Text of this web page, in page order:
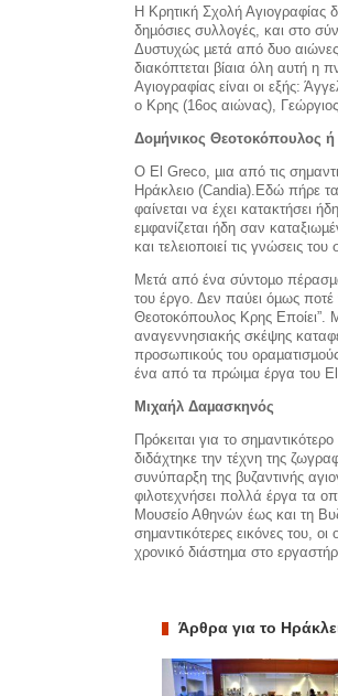
Η Κρητική Σχολή Αγιογραφίας
δηµόσιες συλλογές, και στο
Δυστυχώς µετά από δυο
διακόπτεται βίαια όλη αυτή η
Αγιογραφίας είναι οι εξής:
ο Κρης (16ος αιώνας),
Δοµήνικος Θεοτοκόπουλος
Ο El Greco, µια από τις
Ηράκλειο (Candia).Εδώ πήρε τα
φαίνεται να έχει κατακτήσει
εµφανίζεται ήδη σαν
και τελειοποιεί τις γνώσεις
Μετά από ένα σύντοµο
του έργο. Δεν παύει όµως ποτέ
Θεοτοκόπουλος Κρης Εποίει”.
αναγεννησιακής σκέψης
προσωπικούς του
ένα από τα πρώιµα έργα του El
Μιχαήλ Δαµασκηνός
Πρόκειται για το
διδάχτηκε την τέχνη της
συνύπαρξη της βυζαντινής
φιλοτεχνήσει πολλά έργα τα
Μουσείο Αθηνών έως και τη
σημαντικότερες εικόνες του,
χρονικό διάστηµα στο
Άρθρα για το